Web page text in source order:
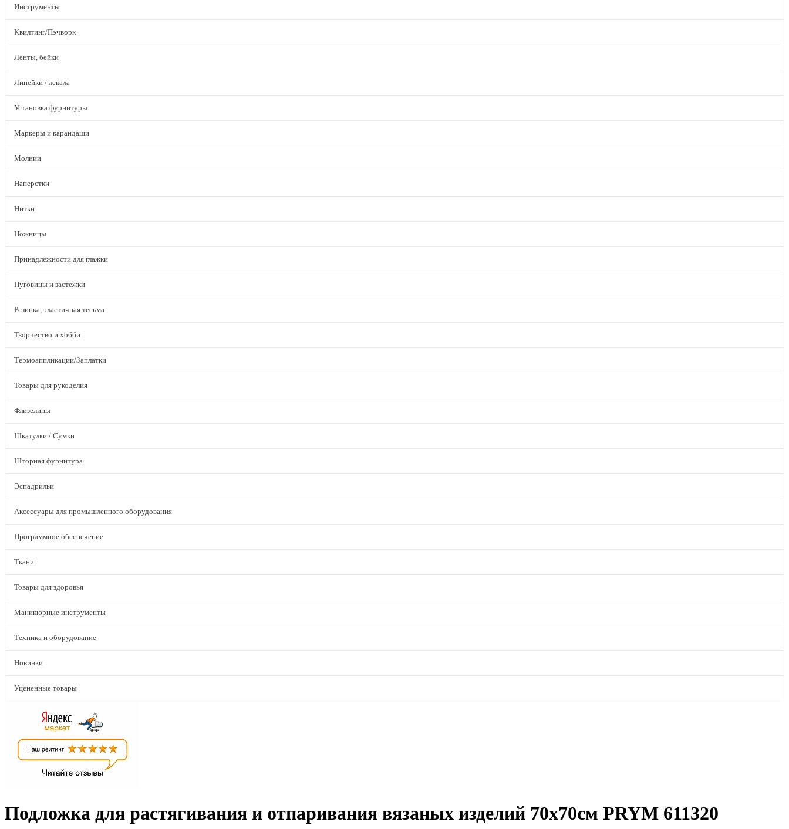
Инструменты
Квилтинг/Пэчворк
Ленты, бейки
Линейки / лекала
Установка фурнитуры
Маркеры и карандаши
Молнии
Наперстки
Нитки
Ножницы
Принадлежности для глажки
Пуговицы и застежки
Резинка, эластичная тесьма
Творчество и хобби
Термоаппликации/Заплатки
Товары для рукоделия
Флизелины
Шкатулки / Сумки
Шторная фурнитура
Эспадрильи
Аксессуары для промышленного оборудования
Программное обеспечение
Ткани
Товары для здоровья
Маникюрные инструменты
Техника и оборудование
Новинки
Уцененные товары
Подложка для растягивания и отпаривания вязаных изделий 70х70см PRYM 611320